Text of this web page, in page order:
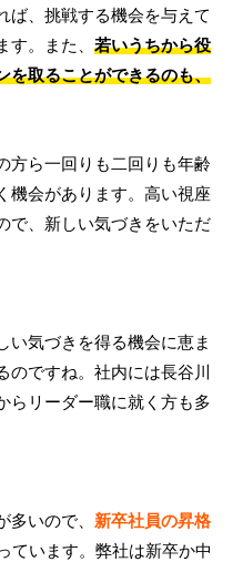
ば、挑戦する機会を与えて
す。また、若いうちから役
を取ることができるのも、
方ら一回りも二回りも年齢
機会があります。高い視座
で、新しい気づきをいただ
い気づきを得る機会に恵ま
のですね。社内には長谷川
らリーダー職に就く方も多
多いので、新卒社員の昇格
ています。弊社は新卒か中